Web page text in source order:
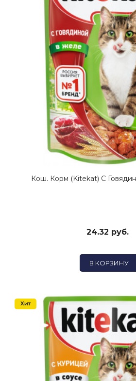
Кош. Корм (Kitekat) C
24.32 руб.
В КОРЗИНУ
Хит